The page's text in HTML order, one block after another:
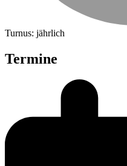
Turnus: jährlich
Termine